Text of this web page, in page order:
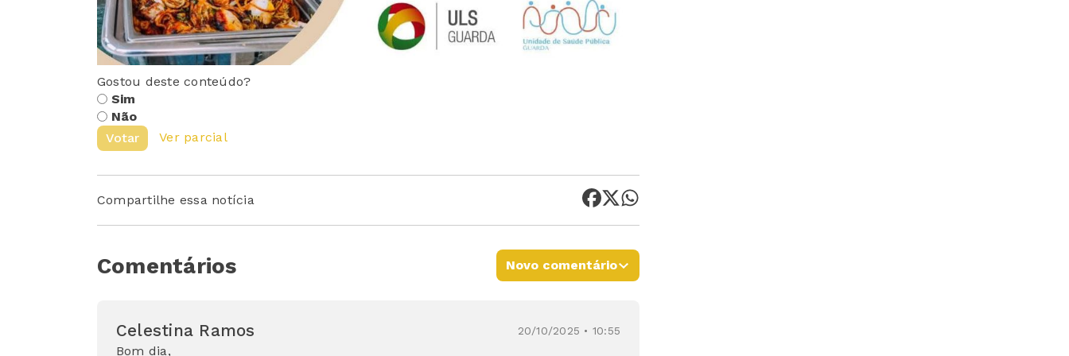
Gostou deste conteúdo?
Sim
Não
Votar
Ver parcial
Compartilhe essa notícia
Comentários Novo comentário
Bom dia,
Celestina Ramos 20/10/2025 • 10:55